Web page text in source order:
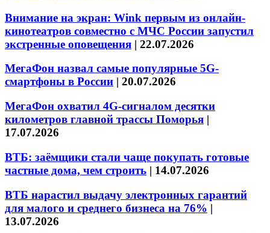
Внимание на экран: Wink первым из онлайн-
кинотеатров совместно с МЧС России запустил
экстренные оповещения | 22.07.2026
МегаФон назвал самые популярные 5G-
смартфоны в России | 20.07.2026
МегаФон охватил 4G-сигналом десятки
километров главной трассы Поморья |
17.07.2026
ВТБ: заёмщики стали чаще покупать готовые
частные дома, чем строить | 14.07.2026
ВТБ нарастил выдачу электронных гарантий
для малого и среднего бизнеса на 76% |
13.07.2026